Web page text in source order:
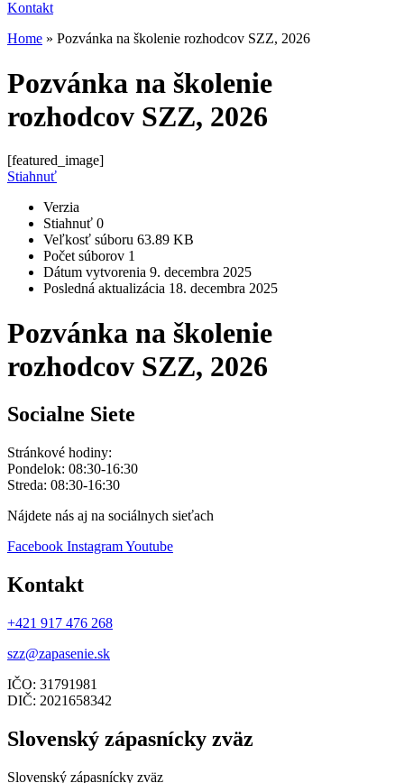
Kontakt
Home » Pozvánka na školenie rozhodcov SZZ, 2026
Pozvánka na školenie
rozhodcov SZZ, 2026
[featured_image]
Stiahnuť
Verzia
Stiahnuť 0
Veľkosť súboru 63.89 KB
Počet súborov 1
Dátum vytvorenia 9. decembra 2025
Posledná aktualizácia 18. decembra 2025
Pozvánka na školenie
rozhodcov SZZ, 2026
Socialne Siete
Stránkové hodiny:
Pondelok: 08:30-16:30
Streda: 08:30-16:30
Nájdete nás aj na sociálnych sieťach
Facebook InstagramYoutube
Kontakt
+421 917 476 268
szz@zapasenie.sk
IČO: 31791981
DIČ: 2021658342
Slovenský zápasnícky zväz
Slovenský zápasnícky zväz